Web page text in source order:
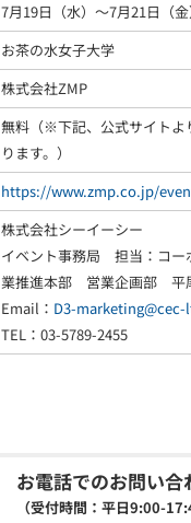
7月19日（水）～7月21日（
お茶の水女子大学
株式会社ZMP
無料（※下記、公式サイトよ
ります。）
https://www.zmp.co.jp/
株式会社シーイーシー
イベント事務局 担当：コ
業推進本部 営業企画部 平
Email： D3-
TEL：03-5789-2455
お電話でのお問い合
（受付時間：平日9:00-